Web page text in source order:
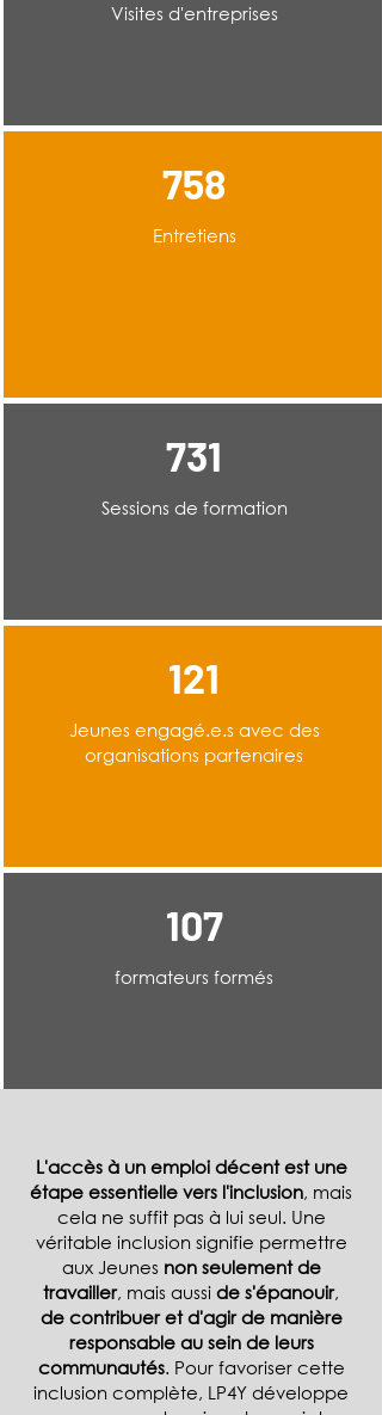
Visites d'entreprises
758
Entretiens
731
Sessions de formation
121
Jeunes engagé.e.s avec des
organisations partenaires
107
formateurs formés
L'accès à un emploi décent est une
étape essentielle vers l'inclusion, mais
cela ne suffit pas à lui seul. Une
véritable inclusion signifie permettre
aux Jeunes non seulement de
travailler, mais aussi de s'épanouir,
de contribuer et d'agir de manière
responsable au sein de leurs
communautés. Pour favoriser cette
inclusion complète, LP4Y développe